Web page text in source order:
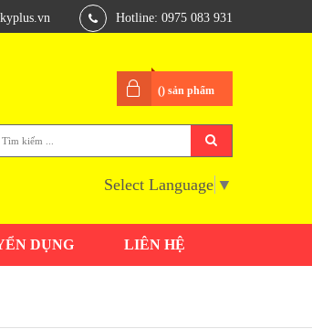
Hotline: 0975 083 931
() sản phẩm
Select Language ▼
DỤNG LIÊN HỆ